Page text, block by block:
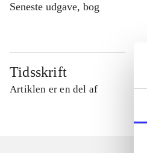
Seneste udgave, bog
Tidsskrift
Artiklen er en del af